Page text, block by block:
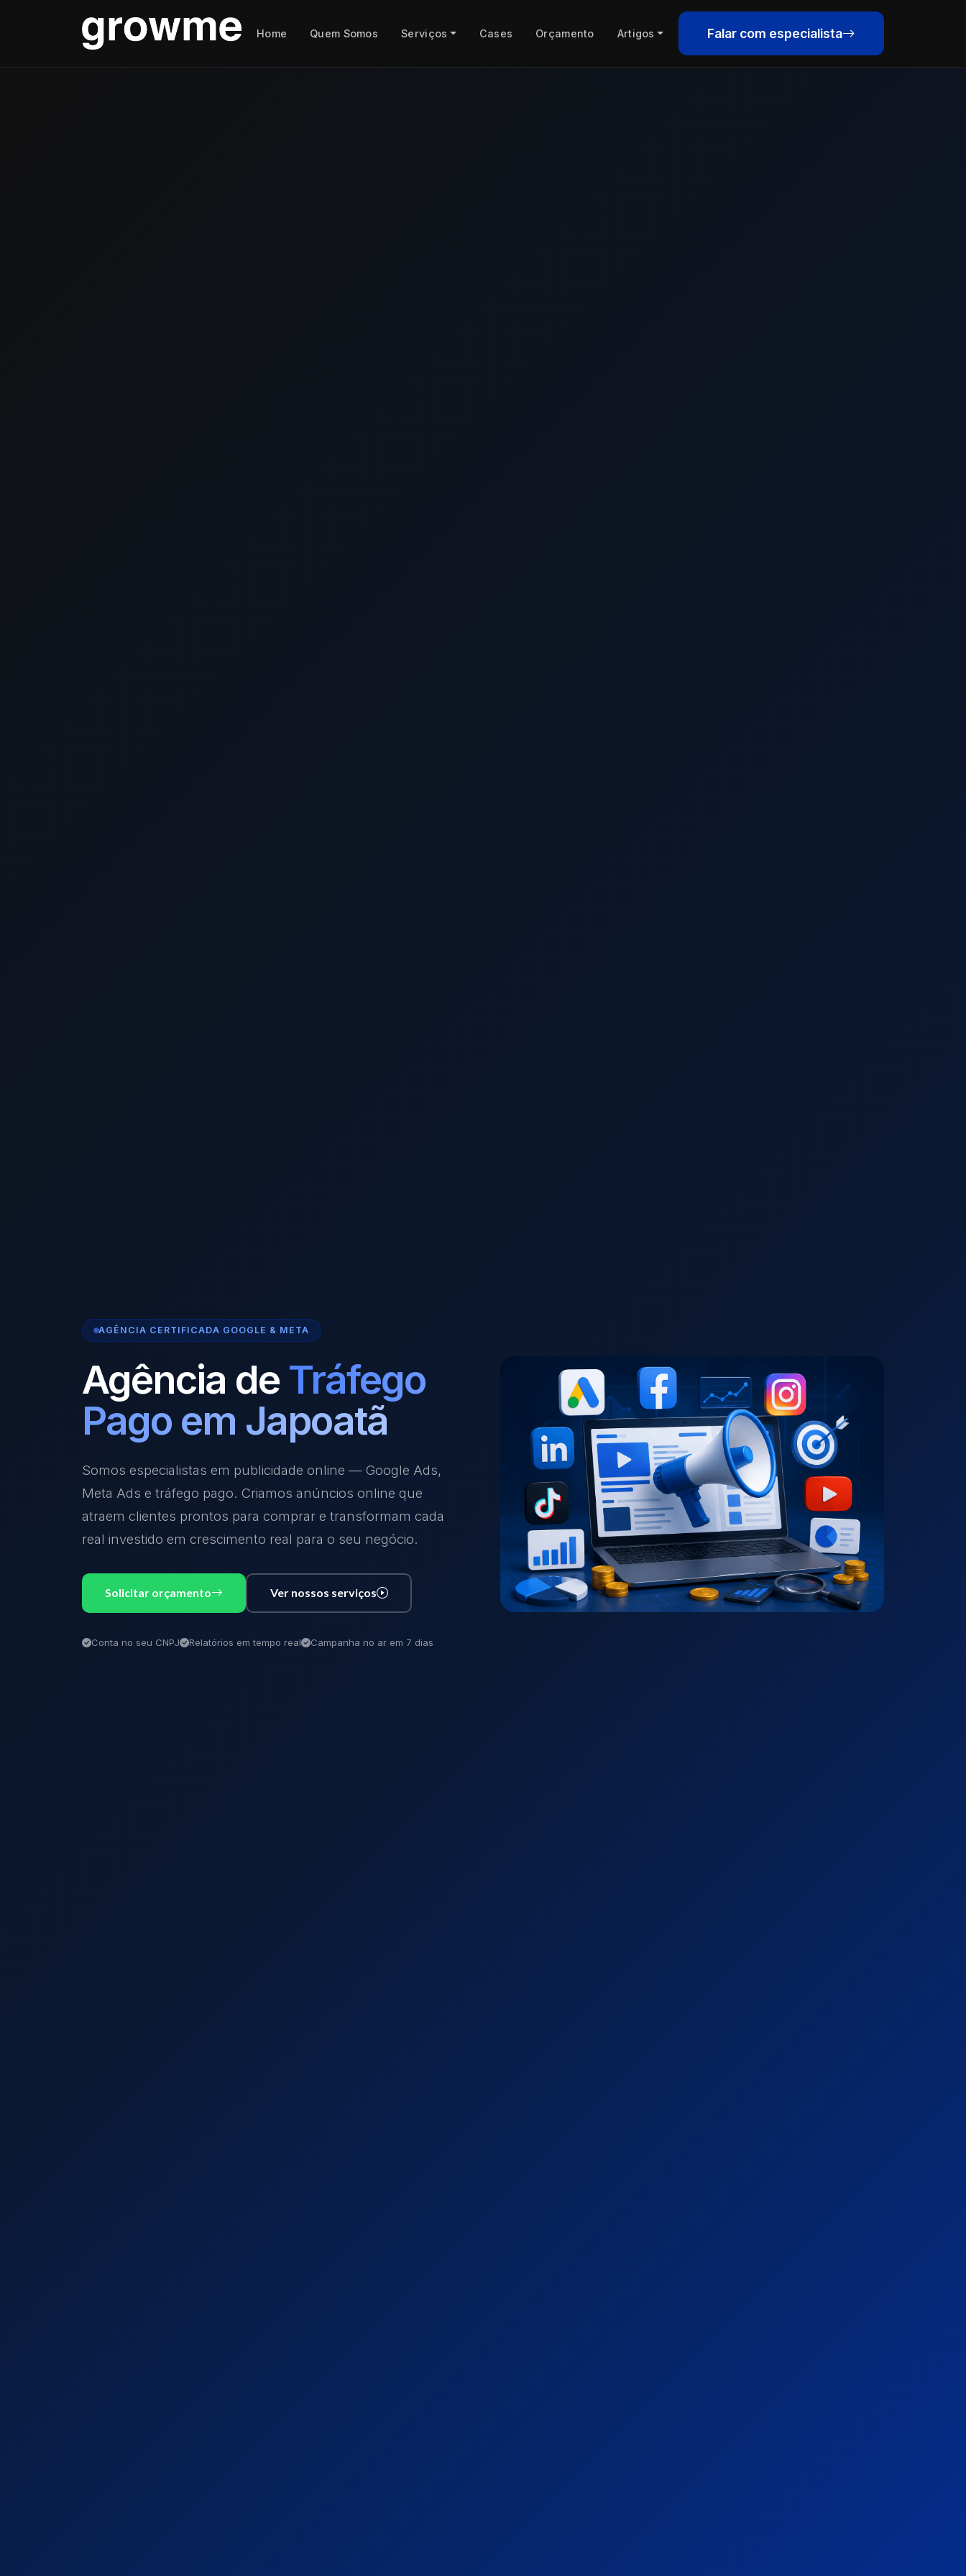
Home Quem Somos Serviços Cases Orçamento Artigos Falar com especialista
AGÊNCIA CERTIFICADA GOOGLE & META
Agência de Tráfego
Pago em Japoatã
Somos especialistas em publicidade online — Google Ads,
Meta Ads e tráfego pago. Criamos anúncios online que
atraem clientes prontos para comprar e transformam cada
real investido em crescimento real para o seu negócio.
Solicitar orçamento Ver nossos serviços
Conta no seu CNPJ Relatórios em tempo real Campanha no ar em 7 dias